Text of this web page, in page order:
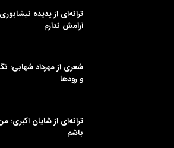
ترانه‌ای از پدیده
آرامش ندارم
شعری از مهرداد شهابی:
و رودها
ترانه‌ای از شایان اکبری:
باشم